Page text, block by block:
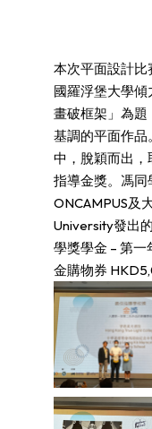
本次平面設計
國羅浮堡大學傾
畫破框架」為
基調的平面作
中，脫穎而出
指導金獎。馮同
ONCAMPUS及
University發出
學獎學金 – 第一
金購物券